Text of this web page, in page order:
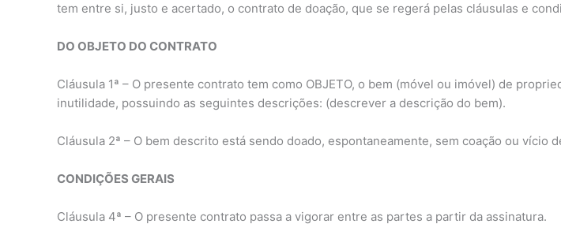
tem entre si, justo e acertado, o contrato de doação, que se regerá pelas cláusulas e
DO OBJETO DO CONTRATO
Cláusula 1ª – O presente contrato tem como OBJETO, o bem (móvel ou imóvel) de
inutilidade, possuindo as seguintes descrições: (descrever a descrição do bem).
Cláusula 2ª – O bem descrito está sendo doado, espontaneamente, sem coação ou
CONDIÇÕES GERAIS
Cláusula 4ª – O presente contrato passa a vigorar entre as partes a partir da assinatura.